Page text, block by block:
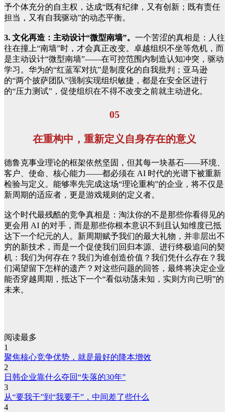
予个体充分的自主权，达成“既有纪律，又有创新；既有责任
担当，又有自我驱动”的动态平衡。
3. 文化再造：主动设计“微型南墙”。 一个苦涩的真相是：人往
往在撞上“南墙”时，才会真正改变。卓越组织不坐等危机，而
是主动设计“微型南墙”——在可控范围内制造认知冲突，驱动
学习。华为的“红蓝军对抗”是制度化的自我批判；亚马逊
的“两个披萨团队”强制实现组织敏捷，都是在安全区进行
的“压力测试”，促使组织在不得不改变之前就主动进化。
05
在重构中，重新定义自身存在的意义
德鲁克事业理论的框架依然坚固，但其每一块基石——环境、
客户、使命、核心能力——都必须在 AI 时代的光谱下被重新
检验与定义。能够率先完成这场“理论重构”的企业，将不仅是
新周期的适应者，更是游戏规则的定义者。
这个时代最残酷的竞争真相是：淘汰你的不是那些你看得见的
更会用 AI 的对手，而是那些你根本意识不到且认知维度已抵
达下一个纪元的人。新周期赋予我们的最大礼物，并非层出不
穷的新技术，而是一个促使我们回归本源、进行终极追问的契
机：我们为何存在？我们为谁创造价值？我们凭什么存在？我
们渴望留下怎样的遗产？对这些问题的回答，最终将决定企业
能否穿越周期，抵达下一个“看似动荡未知，实则方向已明”的
未来。
阅读最多
1
聚焦核心竞争优势，就是最好的降本增效
2
日韩企业靠什么夺回“失落的30年”
3
从“要我干”到“我要干”，中间差了些什么
4